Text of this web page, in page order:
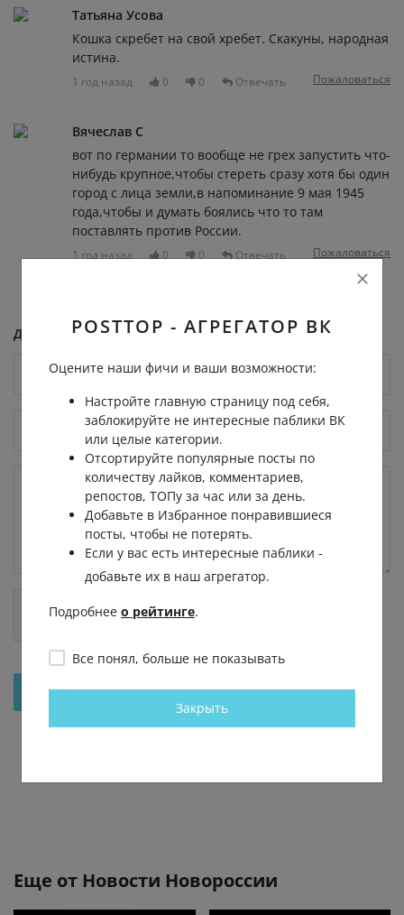
Татьяна Усова
Кошка скребет на свой хребет. Скакуны, народная
истина.
1 год назад 0 0 Отвечать Пожаловаться
Вячеслав С
вот по германии то вообще не грех запустить что-
нибудь крупное,чтобы стереть сразу хотя бы один
город с лица земли,в напоминание 9 мая 1945
года,чтобы и думать боялись что то там
поставлять против России.
1 год назад 0 0 Отвечать Пожаловаться
Добавить комментарий
Отправить на рассмотрение
Еще от Новости Новороссии
POSTTOP - АГРЕГАТОР ВК
Оцените наши фичи и ваши возможности:
Настройте главную страницу под себя,
заблокируйте не интересные паблики ВК
или целые категории.
Отсортируйте популярные посты по
количеству лайков, комментариев,
репостов, ТОПу за час или за день.
Добавьте в Избранное понравившиеся
посты, чтобы не потерять.
Если у вас есть интересные паблики -
добавьте их в наш агрегатор.
Подробнее о рейтинге.
Все понял, больше не показывать
Закрыть